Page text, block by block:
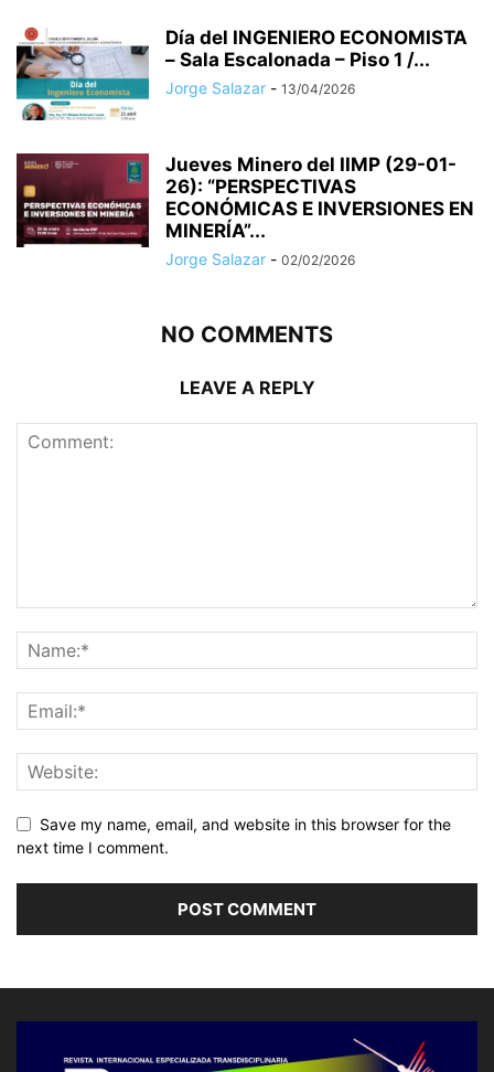
Día del INGENIERO ECONOMISTA
– Sala Escalonada – Piso 1 /...
Jorge Salazar - 13/04/2026
Jueves Minero del IIMP (29-01-
26): “PERSPECTIVAS
ECONÓMICAS E INVERSIONES EN
MINERÍA”...
Jorge Salazar - 02/02/2026
NO COMMENTS
LEAVE A REPLY
Save my name, email, and website in this browser for the
next time I comment.